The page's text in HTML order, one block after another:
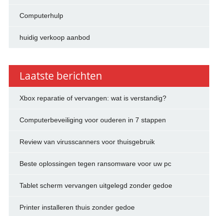
Computerhulp
huidig verkoop aanbod
Laatste berichten
Xbox reparatie of vervangen: wat is verstandig?
Computerbeveiliging voor ouderen in 7 stappen
Review van virusscanners voor thuisgebruik
Beste oplossingen tegen ransomware voor uw pc
Tablet scherm vervangen uitgelegd zonder gedoe
Printer installeren thuis zonder gedoe